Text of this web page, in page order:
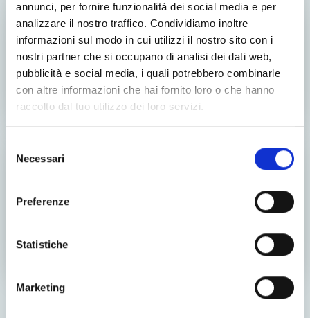
annunci, per fornire funzionalità dei social media e per
analizzare il nostro traffico. Condividiamo inoltre
informazioni sul modo in cui utilizzi il nostro sito con i
nostri partner che si occupano di analisi dei dati web,
pubblicità e social media, i quali potrebbero combinarle
con altre informazioni che hai fornito loro o che hanno
raccolto dal tuo utilizzo dei loro servizi.
delNecessari
Preferenze
Statistiche
Marketing
Online
69€/seduta
l'informativa sulla privacy
PRENOTA ORA